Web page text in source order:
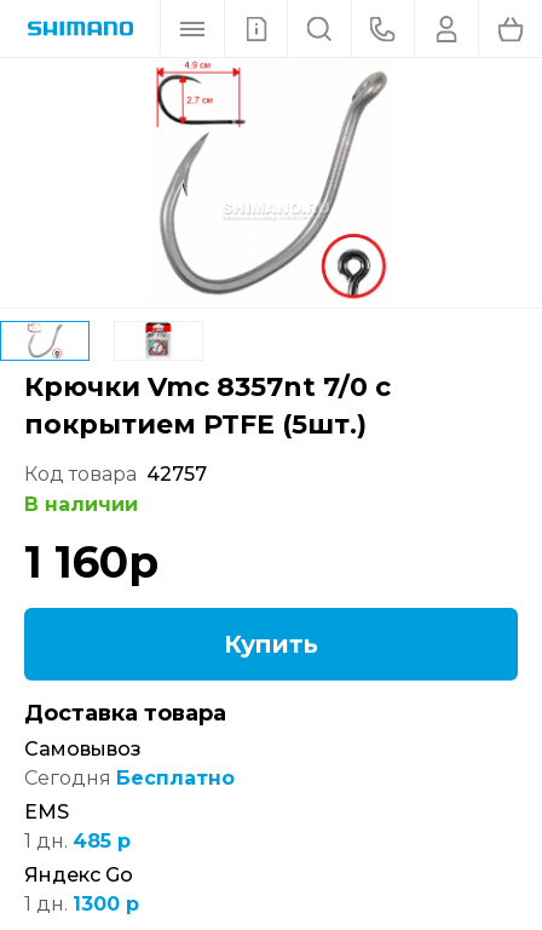
Крючки Vmc 8357nt 7/0 с
покрытием PTFE (5шт.)
Код товара 42757
В наличии
1 160р
Купить
Доставка товара
Самовывоз
Сегодня Бесплатно
EMS
1 дн. 485 р
Яндекс Go
1 дн. 1300 р